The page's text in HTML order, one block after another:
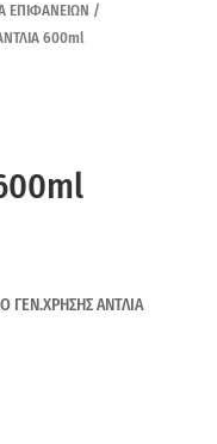
ΕΠΙΦΑΝΕΙΩΝ /
600ml
ΓΕΝ.ΧΡΗΣΗΣ ΑΝΤΛΙΑ